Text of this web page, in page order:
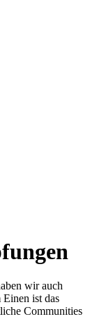
wir auch
ist das
Communities